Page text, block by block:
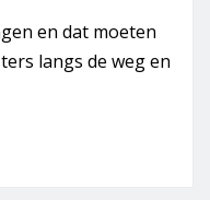
en dat moeten
langs de weg en